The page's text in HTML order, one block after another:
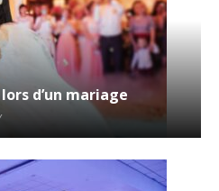
d’un mariage